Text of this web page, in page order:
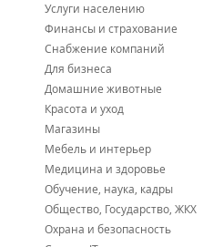
Услуги населению
Финансы и страхование
Снабжение компаний
Для бизнеса
Домашние животные
Красота и уход
Магазины
Мебель и интерьер
Медицина и здоровье
Обучение, наука, кадры
Общество, Государство, ЖКХ
Охрана и безопасность